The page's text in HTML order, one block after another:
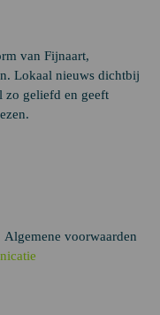
van Fijnaart,
Lokaal nieuws dichtbij
zo geliefd en geeft
Algemene voorwaarden